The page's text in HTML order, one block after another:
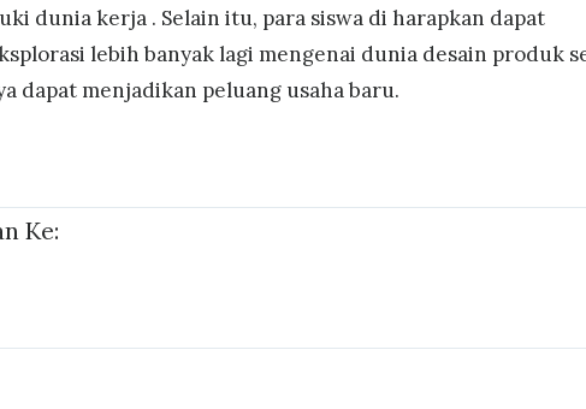
dunia kerja . Selain itu, para siswa di harapkan dapat
lebih banyak lagi mengenai dunia desain produk
dapat menjadikan peluang usaha baru.
Ke: